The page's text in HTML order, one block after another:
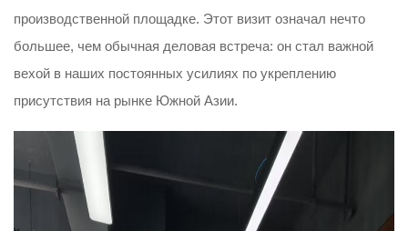
производственной площадке. Этот визит означал нечто
большее, чем обычная деловая встреча: он стал важной
вехой в наших постоянных усилиях по укреплению
присутствия на рынке Южной Азии.